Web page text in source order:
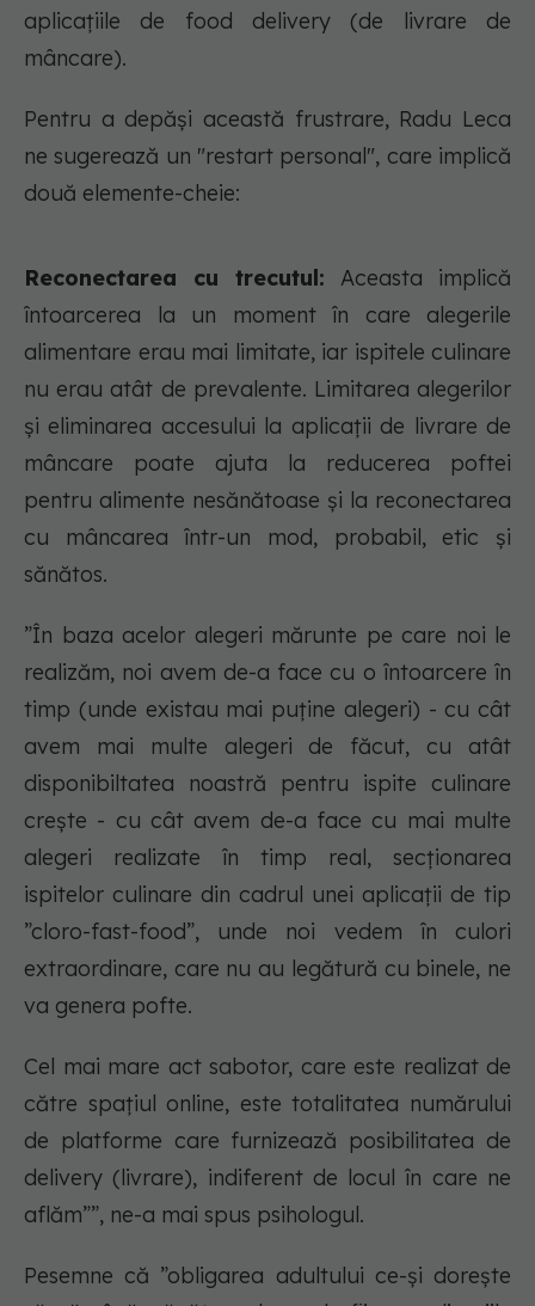
aplicațiile de food delivery (de livrare de
mâncare).
Pentru a depăși această frustrare, Radu Leca
ne sugerează un "restart personal", care implică
două elemente-cheie:
Reconectarea cu trecutul:Aceasta implică
întoarcerea la un moment în care alegerile
alimentare erau mai limitate, iar ispitele culinare
nu erau atât de prevalente. Limitarea alegerilor
și eliminarea accesului la aplicații de livrare de
mâncare poate ajuta la reducerea poftei
pentru alimente nesănătoase și la reconectarea
cu mâncarea într-un mod, probabil, etic și
sănătos.
”În baza acelor alegeri mărunte pe care noi le
realizăm, noi avem de-a face cu o întoarcere în
timp (unde existau mai puține alegeri) - cu cât
avem mai multe alegeri de făcut, cu atât
disponibiltatea noastră pentru ispite culinare
crește - cu cât avem de-a face cu mai multe
alegeri realizate în timp real, secționarea
ispitelor culinare din cadrul unei aplicații de tip
”cloro-fast-food”, unde noi vedem în culori
extraordinare, care nu au legătură cu binele, ne
va genera pofte.
Cel mai mare act sabotor, care este realizat de
către spațiul online, este totalitatea numărului
de platforme care furnizează posibilitatea de
delivery (livrare), indiferent de locul în care ne
aflăm””, ne-a mai spus psihologul.
Pesemne că ”obligarea adultului ce-și dorește